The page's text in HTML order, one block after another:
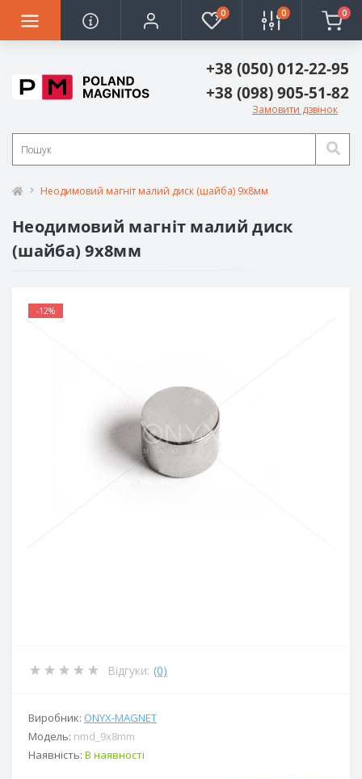
0 0 0
+38 (050) 012-22-95
+38 (098) 905-51-82
Замовити дзвінок
Неодимовий магніт малий диск (шайба) 9х8мм
Неодимовий магніт малий диск
(шайба) 9х8мм
-12%
Відгуки: (0)
Виробник: ОNYX-MAGNET
Модель: nmd_9x8mm
Наявність: В наявності